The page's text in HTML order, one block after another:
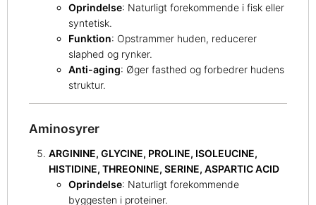
Oprindelse: Naturligt forekommende i fisk eller
syntetisk.
Funktion: Opstrammer huden, reducerer
slaphed og rynker.
Anti-aging: Øger fasthed og forbedrer hudens
struktur.
Aminosyrer
ARGININE, GLYCINE, PROLINE, ISOLEUCINE,
HISTIDINE, THREONINE, SERINE, ASPARTIC ACID
Oprindelse: Naturligt forekommende
byggesten i proteiner.